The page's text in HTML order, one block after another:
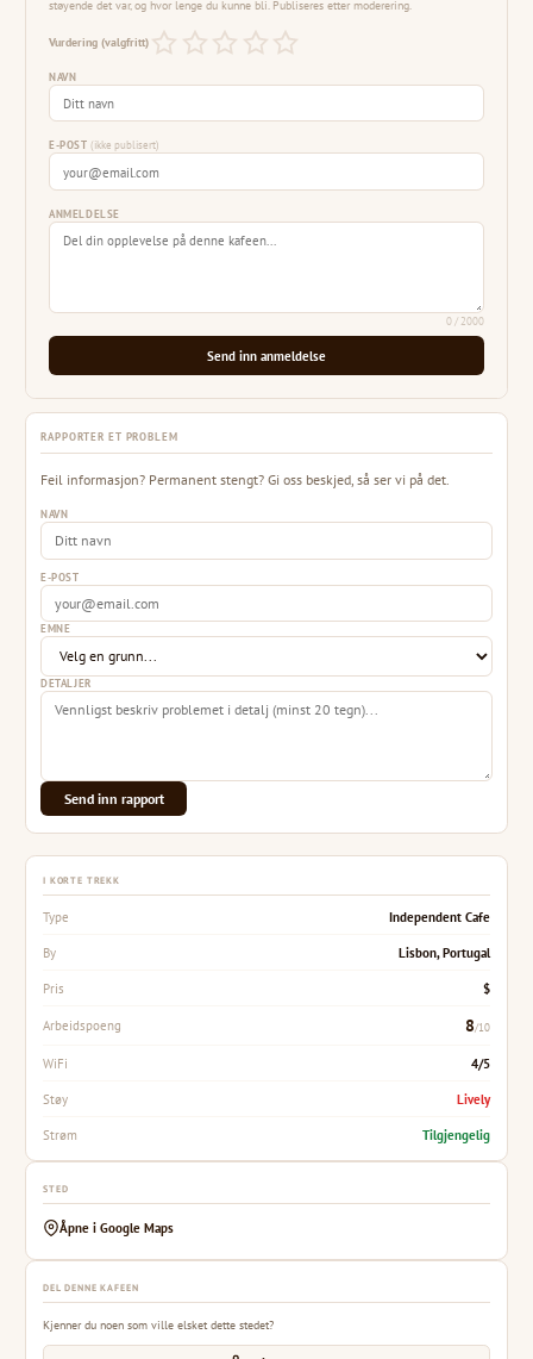
støyende det var, og hvor lenge du kunne bli. Publiseres etter moderering.
Vurdering (valgfritt)
NAVN
E-POST(ikke publisert)
ANMELDELSE
0/ 2000
Send inn anmeldelse
RAPPORTER ET PROBLEM
Feil informasjon? Permanent stengt? Gi oss beskjed, så ser vi på det.
NAVN
E-POST
EMNE
DETALJER
Send inn rapport
I KORTE TREKK
Type Independent Cafe
By Lisbon, Portugal
Pris $
Arbeidspoeng 8/10
WiFi 4/5
Støy Lively
Strøm Tilgjengelig
STED
Åpne i Google Maps
DEL DENNE KAFEEN
Kjenner du noen som ville elsket dette stedet?